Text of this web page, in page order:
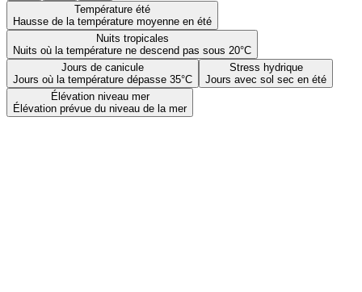
Température été
Hausse de la température moyenne en été
Nuits tropicales
Nuits où la température ne descend pas sous 20°C
Jours de canicule
Jours où la température dépasse 35°C
Stress hydrique
Jours avec sol sec en été
Élévation niveau mer
Élévation prévue du niveau de la mer